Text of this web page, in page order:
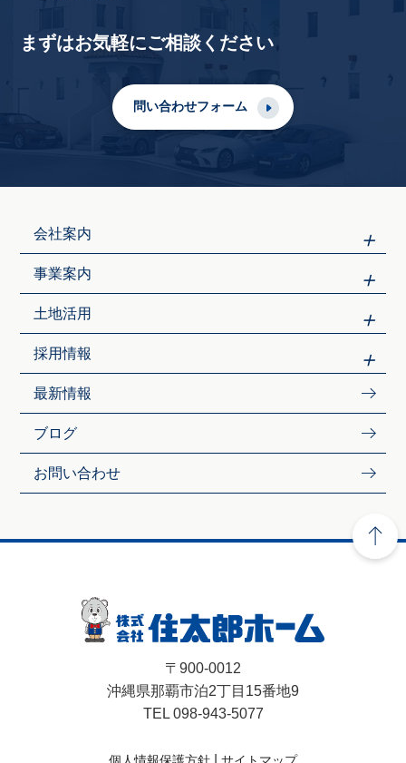
まずはお気軽にご相談ください
問い合わせフォーム
会社案内
事業案内
土地活用
採用情報
最新情報
ブログ
お問い合わせ
〒900-0012
沖縄県那覇市泊2丁目15番地9
TEL 098-943-5077
個人情報保護方針 サイトマップ